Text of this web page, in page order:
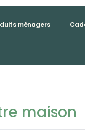
ménagers
maison